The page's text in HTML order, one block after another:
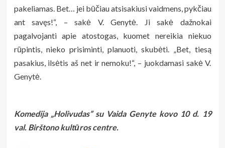
pakeliamas. Bet… jei būčiau atsisakiusi vaidmens, pykčiau
ant savęs!“, – sakė V. Genytė. Ji sakė dažnokai
pagalvojanti apie atostogas, kuomet nereikia niekuo
rūpintis, nieko prisiminti, planuoti, skubėti. „Bet, tiesą
pasakius, ilsėtis aš net ir nemoku!“, – juokdamasi sakė V.
Genytė.
Komedija „Holivudas” su Vaida Genyte kovo 10 d. 19
val. Birštono kultūros centre.